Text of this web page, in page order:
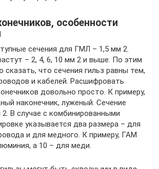
особенности
сечения для ГМЛ – 1,5 мм 2.
– 2, 4, 6, 10 мм 2 и выше. По этим
сказать, что сечения гильз равны тем,
и кабелей. Расшифровать
довольно просто. К примеру,
наконечник, луженый. Сечение
В случае с комбинированными
указывается два размера – для
и для медного. К примеру, ГАМ
а 10 – для меди.